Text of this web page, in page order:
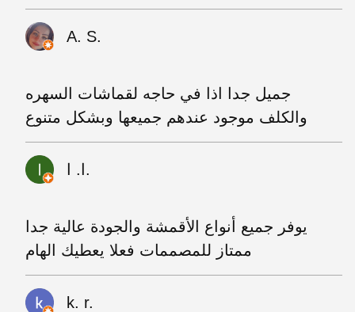
A. S.
جميل جدا اذا في حاجه لقماشات السهره
والكلف موجود عندهم جميعها وبشكل متنوع
ا. ا.
يوفر جميع أنواع الأقمشة والجودة عالية جدا
ممتاز للمصممات فعلا يعطيك الهام
k. r.